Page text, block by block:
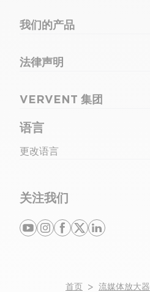
语言
更改语言
关注我们
youtube
instagram
facebook
x linkedin
我们的产品
法律声明
VERVENT 集团
首页 > 流媒体放大器